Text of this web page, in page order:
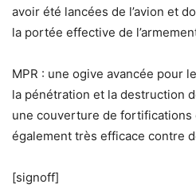
avoir été lancées de l’avion et
la portée effective de
MPR : une ogive avancée pour
la pénétration et la destruction
une couverture de
également très efficace contre
[signoff]